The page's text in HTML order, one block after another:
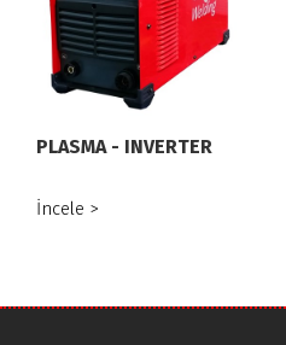
PLASMA - INVERTER
İncele >